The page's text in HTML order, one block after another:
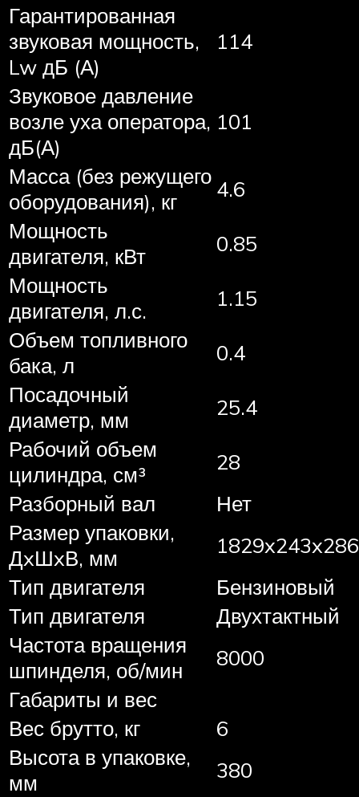
Гарантированная
звуковая мощность,
Lw дБ (А)
114
Звуковое давление
возле уха оператора,
дБ(А)
101
Масса (без режущего
оборудования), кг
4.6
Мощность
двигателя, кВт
0.85
Мощность
двигателя, л.с.
1.15
Объем топливного
бака, л
0.4
Посадочный
диаметр, мм
25.4
Рабочий объем
цилиндра, см³
28
Разборный вал
Нет
Размер упаковки,
ДxШxВ, мм
1829x243x286
Тип двигателя
Бензиновый
Тип двигателя
Двухтактный
Частота вращения
шпинделя, об/мин
8000
Габариты и вес
Вес брутто, кг
6
Высота в упаковке,
мм
380